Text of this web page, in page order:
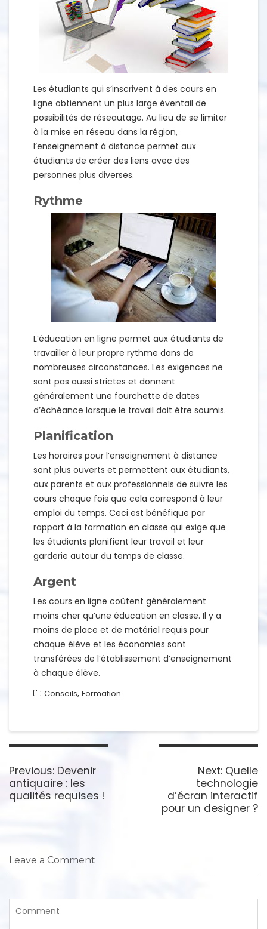
Les étudiants qui s’inscrivent à des cours en
ligne obtiennent un plus large éventail de
possibilités de réseautage. Au lieu de se limiter
à la mise en réseau dans la région,
l’enseignement à distance permet aux
étudiants de créer des liens avec des
personnes plus diverses.
Rythme
L’éducation en ligne permet aux étudiants de
travailler à leur propre rythme dans de
nombreuses circonstances. Les exigences ne
sont pas aussi strictes et donnent
généralement une fourchette de dates
d’échéance lorsque le travail doit être soumis.
Planification
Les horaires pour l’enseignement à distance
sont plus ouverts et permettent aux étudiants,
aux parents et aux professionnels de suivre les
cours chaque fois que cela correspond à leur
emploi du temps. Ceci est bénéfique par
rapport à la formation en classe qui exige que
les étudiants planifient leur travail et leur
garderie autour du temps de classe.
Argent
Les cours en ligne coûtent généralement
moins cher qu’une éducation en classe. Il y a
moins de place et de matériel requis pour
chaque élève et les économies sont
transférées de l’établissement d’enseignement
à chaque élève.
Conseils, Formation
Navigation
l’article
Previous: Previous
post:
Devenir
antiquaire : les
qualités requises !
Next: Next
post:
Quelle
technologie
d’écran interactif
pour un designer ?
Leave a Comment